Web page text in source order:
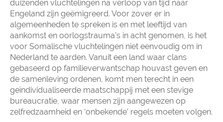
duizenden vluchtelingen na verloop van tijd naar
Engeland zijn geëmigreerd. Voor zover er in
algemeenheden te spreken is en met leeftijd van
aankomst en oorlogstrauma’s in acht genomen, is het
voor Somalische vluchtelingen niet eenvoudig om in
Nederland te aarden. Vanuit een land waar clans
gebaseerd op familieverwantschap houvast geven en
de samenleving ordenen, komt men terecht in een
geïndividualiseerde maatschappij met een stevige
bureaucratie, waar mensen zijn aangewezen op
zelfredzaamheid en ‘onbekende’ regels moeten volgen.